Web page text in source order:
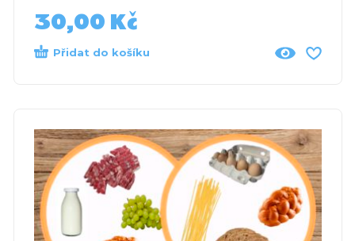
30,00 Kč
Přidat do košíku